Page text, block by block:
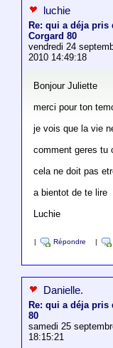
luchie
Re: qui a déja pris
Corgard 80
vendredi 24
2010 14:49:18
Bonjour Juliette
merci pour ton
je vois que la vie
comment geres tu
cela ne doit pas
a bientot de te lire
Luchie
Répondre
Danielle.
Re: qui a déja pris
80
samedi 25
18:15:21